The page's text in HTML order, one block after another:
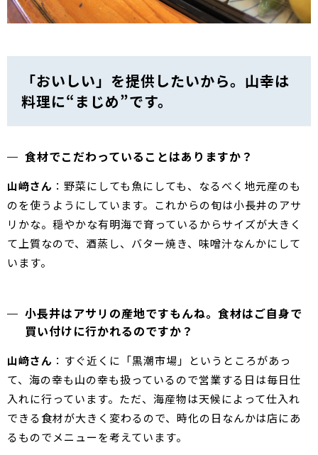
「おいしい」を提供したいから。山幸は
料理に“まじめ”です。
食材でこだわっていることはありますか？
山﨑さん ：野菜にしても魚にしても、なるべく地元産のも
のを使うようにしています。これからの旬は小長井のアサ
リかな。穏やかな有明海で育っているからサイズが大きく
て上質なので、酒蒸し、バター焼き、味噌汁なんかにして
います。
小長井はアサリの産地ですもんね。食材はご自身で
買い付けに行かれるのですか？
山﨑さん ：すぐ近くに「黒潮市場」というところがあっ
て、海の幸も山の幸も扱っているので営業する日は毎日仕
入れに行っています。ただ、海産物は天候によって仕入れ
できる食材が大きく変わるので、時化の日なんかは店にあ
るものでメニューを考えています。